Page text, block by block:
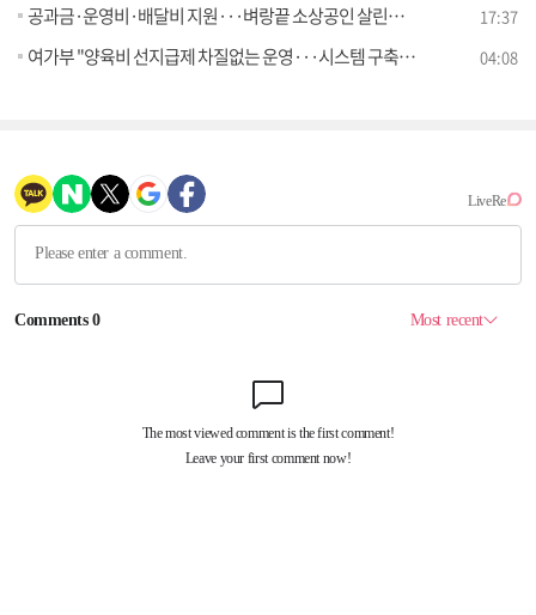
공과금·운영비·배달비 지원···벼랑끝 소상공인 살린다 [경제&이슈] 17:37
여가부 "양육비 선지급제 차질없는 운영···시스템 구축" [정책 바로보기] 04:08